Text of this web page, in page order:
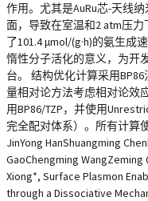
作用。尤其是AuRu芯-天线
面，导致在室温和2 atm压
了101.4 μmol/(g·h)的氨生
惰性分子活化的意义，为开
台。 结构优化计算采用
量相对论方法考虑相对论效
用BP86/TZP，并使用
完全配对体系）。所有计算
JinYong HanShuangming
GaoChengming WangZeming
Xiong*, Surface Plasmon
through a Dissociative